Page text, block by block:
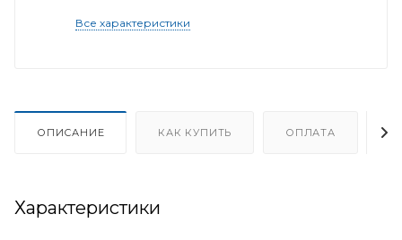
Все характеристики
ОПИСАНИЕ КАК КУПИТЬ ОПЛАТА
Характеристики